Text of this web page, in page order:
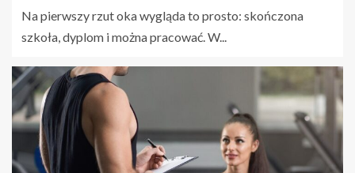
Na pierwszy rzut oka wygląda to prosto: skończona
szkoła, dyplom i można pracować. W...